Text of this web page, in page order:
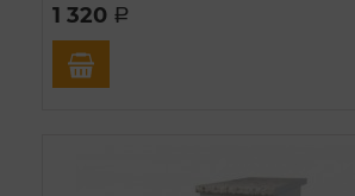
1 320 a